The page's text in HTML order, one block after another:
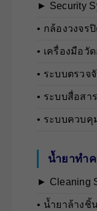
► Security
• กล้องวงจร
• เครื่องมือวั
• ระบบตรวจ
• ระบบสื่อสา
• ระบบควบคุ
น้ำยาทำ
► Cleaning
• นํ้ายาล้างชิ้